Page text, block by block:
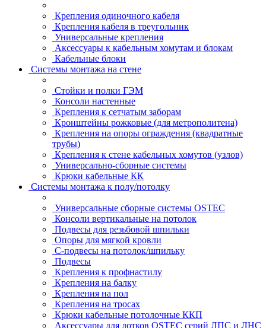
Крепления одиночного кабеля
Крепления кабеля в треугольник
Универсальные крепления
Аксессуары к кабельным хомутам и блокам
Кабельные блоки
Системы монтажа на стене
Стойки и полки ГЭМ
Консоли настенные
Крепления к сетчатым заборам
Кронштейны рожковые (для метрополитена)
Крепления на опоры ограждения (квадратные
трубы)
Крепления к стене кабельных хомутов (узлов)
Универсально-сборные системы
Крюки кабельные КК
Системы монтажа к полу/потолку
Универсальные сборные системы OSTEC
Консоли вертикальные на потолок
Подвесы для резьбовой шпильки
Опоры для мягкой кровли
С-подвесы на потолок/шпильку
Подвесы
Крепления к профнастилу
Крепления на балку
Крепления на пол
Крепления на тросах
Крюки кабельные потолочные ККП
Аксессуары для лотков OSTEC серий ЛПС и ЛНС